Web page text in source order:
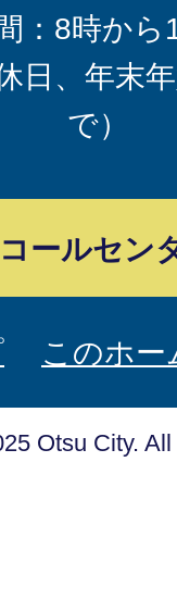
：8時から
日、年末
で）
ールセン
このホ
Otsu City.